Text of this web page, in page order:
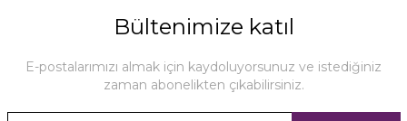
Bültenimize katıl
E-postalarımızı almak için kaydoluyorsunuz ve istediğiniz
zaman abonelikten çıkabilirsiniz.